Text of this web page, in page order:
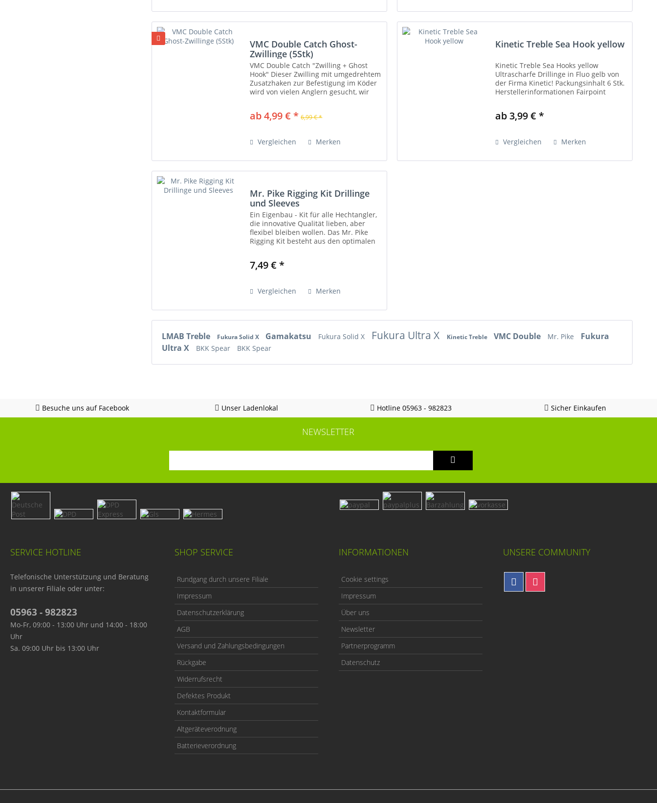
VMC Double Catch Ghost-
Zwillinge (5Stk)
VMC Double Catch "Zwilling + Ghost
Hook" Dieser Zwilling mit umgedrehtem
Zusatzhaken zur Befestigung im Köder
wird von vielen Anglern gesucht, wir
ab 4,99 € * 6,99 € *
Vergleichen Merken
Kinetic Treble Sea Hook yellow
Kinetic Treble Sea Hooks yellow
Ultrascharfe Drillinge in Fluo gelb von
der Firma Kinetic! Packungsinhalt 6 Stk.
Herstellerinformationen Fairpoint
info@kineticfishing.com...
ab 3,99 € *
Vergleichen Merken
Mr. Pike Rigging Kit Drillinge
und Sleeves
Ein Eigenbau - Kit für alle Hechtangler,
die innovative Qualität lieben, aber
flexibel bleiben wollen. Das Mr. Pike
Rigging Kit besteht aus den optimalen
Coated...
7,49 € *
Vergleichen Merken
LMAB Treble Fukura Solid X Gamakatsu Fukura Solid X Fukura Ultra X Kinetic Treble VMC Double Mr. Pike
Fukura
Ultra X
BKK Spear BKK Spear
Besuche uns auf Facebook Unser Ladenlokal Hotline 05963 - 982823 Sicher Einkaufen
NEWSLETTER
SERVICE HOTLINE
Telefonische Unterstützung und Beratung
in unserer Filiale oder unter:
05963 - 982823
Mo-Fr, 09:00 - 13:00 Uhr und 14:00 - 18:00
Uhr
Sa. 09:00 Uhr bis 13:00 Uhr
SHOP SERVICE
Rundgang durch unsere Filiale
Impressum
Datenschutzerklärung
AGB
Versand und Zahlungsbedingungen
Rückgabe
Widerrufsrecht
Defektes Produkt
Kontaktformular
Altgeräteverodnung
Batterieverordnung
INFORMATIONEN
Cookie settings
Impressum
Über uns
Newsletter
Partnerprogramm
Datenschutz
UNSERE COMMUNITY